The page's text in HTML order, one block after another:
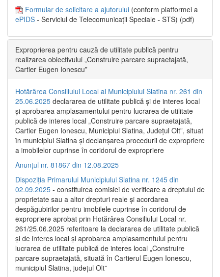
Formular de solicitare a ajutorului (conform platformei a
ePIDS - Serviciul de Telecomunicații Speciale - STS) (pdf)
Exproprierea pentru cauză de utilitate publică pentru
realizarea obiectivului „Construire parcare supraetajată,
Cartier Eugen Ionescu”
Hotărârea Consiliului Local al Municipiului Slatina nr. 261 din
25.06.2025 declararea de utilitate publică și de interes local
și aprobarea amplasamentului pentru lucrarea de utilitate
publică de interes local „Construire parcare supraetajată,
Cartier Eugen Ionescu, Municipiul Slatina, Județul Olt”, situat
în municipiul Slatina și declanșarea procedurii de expropriere
a imobilelor cuprinse în coridorul de expropriere
Anunțul nr. 81867 din 12.08.2025
Dispoziția Primarului Municipiului Slatina nr. 1245 din
02.09.2025 - constituirea comisiei de verificare a dreptului de
proprietate sau a altor drepturi reale și acordarea
despăgubirilor pentru imobilele cuprinse în coridorul de
expropriere aprobat prin Hotărârea Consiliului Local nr.
261/25.06.2025 referitoare la declararea de utilitate publică
și de interes local și aprobarea amplasamentului pentru
lucrarea de utilitate publică de interes local „Construire
parcare supraetajată, situată în Cartierul Eugen Ionescu,
municipiul Slatina, județul Olt”